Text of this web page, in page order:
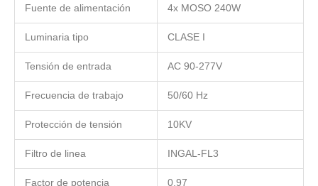
Fuente de alimentación 4x MOSO 240W
Luminaria tipo CLASE I
Tensión de entrada AC 90-277V
Frecuencia de trabajo 50/60 Hz
Protección de tensión 10KV
Filtro de linea INGAL-FL3
Factor de potencia 0,97